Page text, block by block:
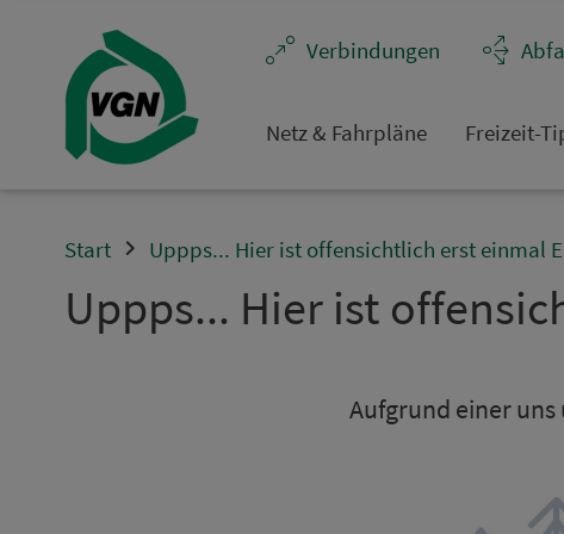
Ver­bin­dungen
Netz & Fahrpläne Frei­zeit-
Start Uppps... Hier ist offensichtlich erst einmal
Uppps... Hier ist
Aufgrund einer